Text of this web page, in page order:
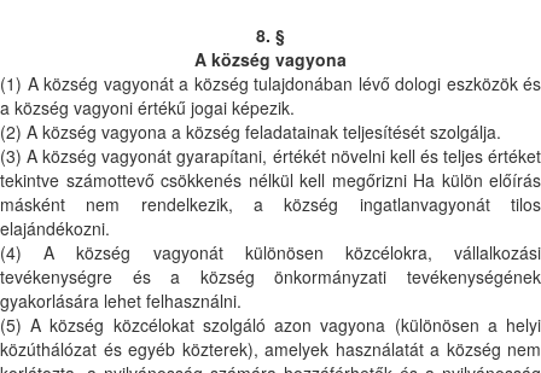
8. §
A község vagyona
(1) A község vagyonát a község tulajdonában lévő dologi eszközök és
a község vagyoni értékű jogai képezik.
(2) A község vagyona a község feladatainak teljesítését szolgálja.
(3) A község vagyonát gyarapítani, értékét növelni kell és teljes értéket
tekintve számottevő csökkenés nélkül kell megőrizni Ha külön előírás
másként nem rendelkezik, a község ingatlanvagyonát tilos
elajándékozni.
(4) A község vagyonát különösen közcélokra, vállalkozási
tevékenységre és a község önkormányzati tevékenységének
gyakorlására lehet felhasználni.
(5) A község közcélokat szolgáló azon vagyona (különösen a helyi
közúthálózat és egyéb közterek), amelyek használatát a község nem